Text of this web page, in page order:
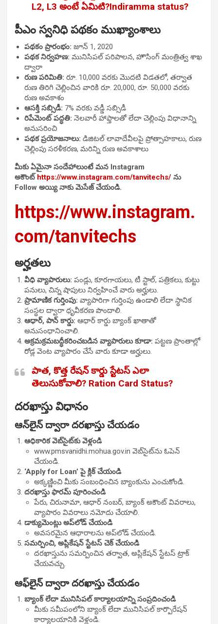
L2, L3 అంటే ఏమిటి?Indiramma status?
పీఎం స్వనిధి పథకం ముఖ్యాంశాలు
పథకం ప్రారంభం: జూన్ 1, 2020
పథక నిర్వహణ: మునిసిపల్ పరిపాలన, హౌసింగ్ మంత్రిత్వ శాఖ
ద్వారా
రుణ పరిమితి: రూ. 10,000 వరకు మొదటి విడతలో, తర్వాత
రుణ తిరిగి చెల్లించిన వారికి రూ. 20,000, రూ. 50,000 వరకు
రుణ అవకాశం
ఆసక్తి సబ్సిడీ: 7% వరకు వడ్డీ సబ్సిడీ
రిపేమెంట్ పద్ధతి: నెలవారీ హాఫ్తాలతో లేదా చెల్లింపు విధానాన్ని
అనుసరించి
పథక ప్రయోజనాలు: డిజిటల్ లావాదేవీలపై ప్రోత్సాహకాలు, రుణ
చెల్లింపు సరళీకరణ, మరిన్ని రుణ అవకాశాలు
మీకు ఏమైనా సందేహాలుంటే మన Instagram
అకౌంట్ https://www.instagram.com/tanvitechs/ ను
Follow అయ్యి నాకు మెసేజ్ చేయండి.
https://www.instagram.
com/tanvitechs
అర్హతలు
వీధి వ్యాపారులు: పండ్లు, కూరగాయలు, టీ స్టాల్, పత్రికలు, కుట్టు
పనులు, చిన్న షాపులు నిర్వహించే వారు అర్హులు.
ప్రామాణిక గుర్తింపు: వ్యాపారిగా గుర్తింపు ఉండాలి లేదా స్థానిక
సంస్థల ద్వారా ధృవీకరణ పొందాలి.
ఆధార్, పాన్ కార్డు: ఆధార్ కార్డు బ్యాంక్ ఖాతాతో
అనుసంధానించాలి.
అక్రమక్రమబద్ధీకరించబడిన వ్యాపారులు కూడా: పట్టణ ప్రాంతాల్లో
రోడ్ల వెంట వ్యాపారం చేసే వారు కూడా అర్హులు.
పాత, కొత్త రేషన్ కార్డు స్టేటస్ ఎలా
తెలుసుకోవాలి? Ration Card Status?
దరఖాస్తు విధానం
ఆన్‌లైన్ ద్వారా దరఖాస్తు చేయడం
ఆధికారిక వెబ్‌సైట్‌కు వెళ్లండి
www.pmsvanidhi.mohua.gov.in వెబ్‌సైట్‌ను ఓపెన్
చేయండి.
‘Apply for Loan’ పై క్లిక్ చేయండి
అక్కణ్ణించి మీకు సంబంధించిన బ్యాంకును ఎంచుకోండి.
దరఖాస్తు ఫారమ్ పూరించండి
పేరు, చిరునామా, ఆధార్ నంబర్, బ్యాంక్ అకౌంట్ వివరాలు,
వ్యాపారం వివరాలు నమోదు చేయాలి.
డాక్యుమెంట్లు అప్‌లోడ్ చేయండి
అవసరమైన ఆధారాలను అప్‌లోడ్ చేయండి.
సమర్పించి, అప్లికేషన్ స్టేటస్ చెక్ చేయండి
దరఖాస్తును సమర్పించిన తర్వాత, అప్లికేషన్ స్టేటస్ ట్రాక్
చేయవచ్చు.
ఆఫ్‌లైన్ ద్వారా దరఖాస్తు చేయడం
బ్యాంక్ లేదా మునిసిపల్ కార్యాలయాన్ని సంప్రదించండి
మీకు సమీపంలోని బ్యాంక్ లేదా మునిసిపల్ కార్పొరేషన్
కార్యాలయానికి వెళ్లండి.